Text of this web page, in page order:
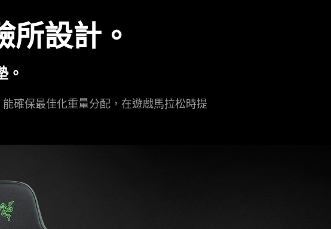
設計。
。
確保最佳化重量分配，在遊戲馬拉松時提